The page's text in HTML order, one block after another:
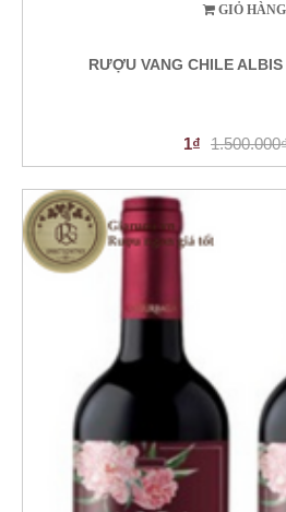
GIỎ HÀNG
RƯỢU VANG CHILE
1₫